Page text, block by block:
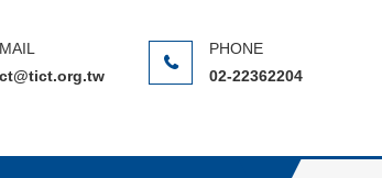
CHINESE TAIPEI
反貪腐運動中扮演著重要的角色
02-22362204